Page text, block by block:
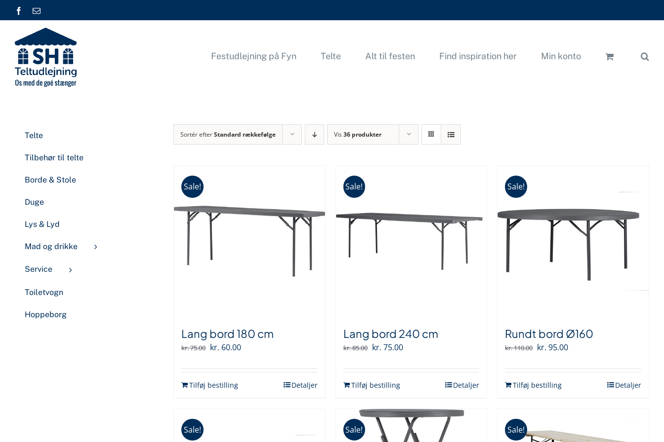
to
content
Facebook
E-
Festudlejning på Fyn Telte Alt til festen Find inspiration her Min konto
Sortér efterStandard rækkefølge Vis36 produkter
Sale!
Lang bord 180 cm
kr.75.00 Den
pris
var:
kr. 60.00Den
pris
Tilføj bestilling Detaljer
Sale!
Lang bord 240 cm
kr.85.00 Den
pris
var:
kr. 75.00Den
pris
Tilføj bestilling Detaljer
Sale!
Rundt bord Ø160
kr.110.00 Den
pris
var:
kr. 95.00Den
pris
Tilføj bestilling Detaljer
Sale! Sale! Sale!
Telte
Tilbehør til telte
Borde & Stole
Duge
Lys & Lyd
Mad og drikke
Service
Toiletvogn
Hoppeborg